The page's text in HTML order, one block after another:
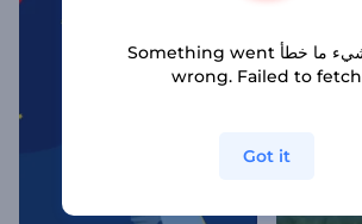
يوجد شيء ما خطأ Something went
wrong. Failed to fetch
Got it